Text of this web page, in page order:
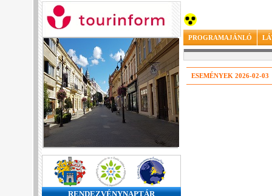
RENDEZVÉNYNAPTÁR
PROGRAMAJÁNLÓ
ESEMÉNYEK 2026-02-03